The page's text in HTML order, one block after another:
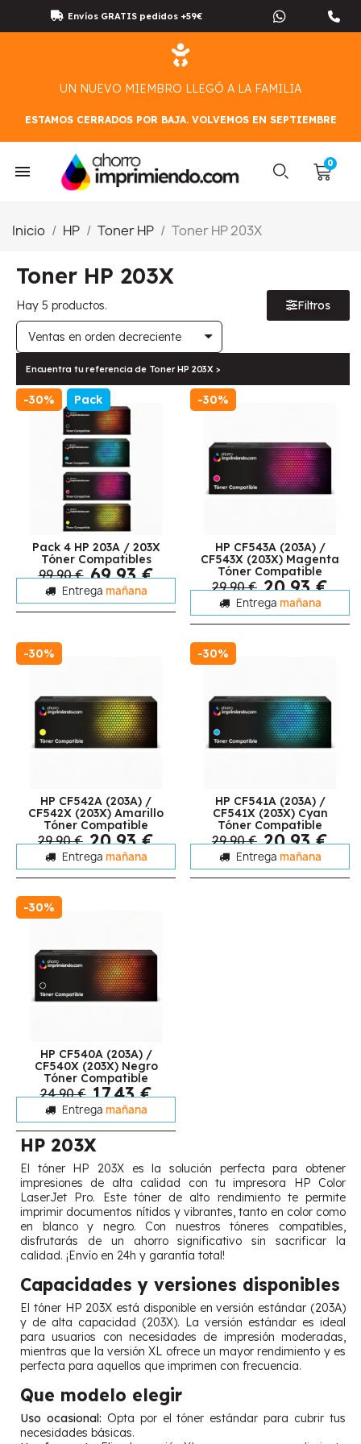
Envíos GRATIS pedidos +59€
UN NUEVO MIEMBRO LLEGÓ A LA FAMILIA
ESTAMOS CERRADOS POR BAJA. VOLVEMOS EN SEPTIEMBRE
Inicio HP Toner HP Toner HP 203X
Toner HP 203X
Hay 5 productos. Filtros
Encuentra tu referencia de Toner HP 203X >
-30% Pack
Pack 4 HP 203A / 203X
Tóner Compatibles
99,90 € 69,93 €
Entrega mañana
-30%
HP CF543A (203A) /
CF543X (203X) Magenta
Tóner Compatible
29,90 € 20,93 €
Entrega mañana
-30%
HP CF542A (203A) /
CF542X (203X) Amarillo
Tóner Compatible
29,90 € 20,93 €
Entrega mañana
-30%
HP CF541A (203A) /
CF541X (203X) Cyan
Tóner Compatible
29,90 € 20,93 €
Entrega mañana
-30%
HP CF540A (203A) /
CF540X (203X) Negro
Tóner Compatible
24,90 € 17,43 €
Entrega mañana
HP 203X
El tóner HP 203X es la solución perfecta para obtener
impresiones de alta calidad con tu impresora HP Color
LaserJet Pro. Este tóner de alto rendimiento te permite
imprimir documentos nítidos y vibrantes, tanto en color como
en blanco y negro. Con nuestros tóneres compatibles,
disfrutarás de un ahorro significativo sin sacrificar la
calidad. ¡Envío en 24h y garantía total!
Capacidades y versiones disponibles
El tóner HP 203X está disponible en versión estándar (203A)
y de alta capacidad (203X). La versión estándar es ideal
para usuarios con necesidades de impresión moderadas,
mientras que la versión XL ofrece un mayor rendimiento y es
perfecta para aquellos que imprimen con frecuencia.
Que modelo elegir
Uso ocasional: Opta por el tóner estándar para cubrir tus
necesidades básicas.